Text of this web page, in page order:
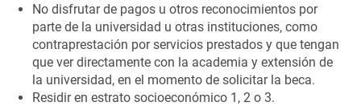
No disfrutar de pagos u otros reconocimientos por
parte de la universidad u otras instituciones, como
contraprestación por servicios prestados y que tengan
que ver directamente con la academia y extensión de
la universidad, en el momento de solicitar la beca.
Residir en estrato socioeconómico 1, 2 o 3.